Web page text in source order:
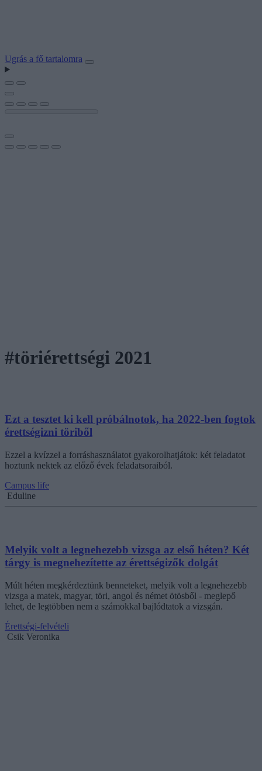
Ugrás a fő tartalomra
#töriérettségi 2021
Ezt a tesztet ki kell próbálnotok, ha 2022-ben fogtok
érettségizni töriből
Ezzel a kvízzel a forráshasználatot gyakorolhatjátok: két feladatot
hoztunk nektek az előző évek feladatsoraiból.
Campus life
Eduline
Melyik volt a legnehezebb vizsga az első héten? Két
tárgy is megnehezítette az érettségizők dolgát
Múlt héten megkérdeztünk benneteket, melyik volt a legnehezebb
vizsga a matek, magyar, töri, angol és német ötösből - meglepő
lehet, de legtöbben nem a számokkal bajlódtatok a vizsgán.
Érettségi-felvételi
Csik Veronika